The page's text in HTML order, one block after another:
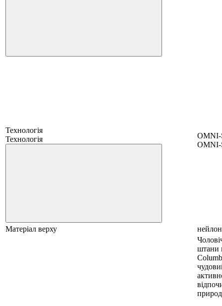
Технологія
Технологія
Матеріал верху нейлон
штани